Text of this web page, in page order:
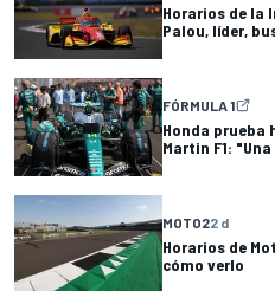
Horarios de la
Palou, líder,
FÓRMULA 1
Honda prueba
Martin F1:
MOTO22 d
Horarios de
cómo verlo